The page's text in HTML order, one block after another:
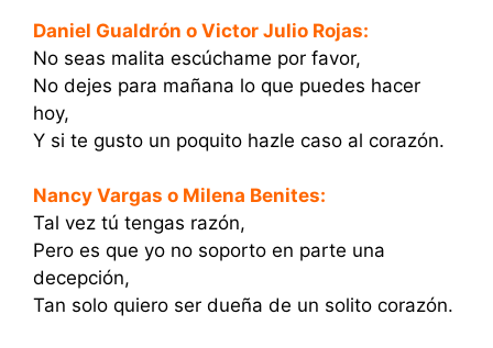
Daniel Gualdrón o Victor Julio Rojas:
No seas malita escúchame por favor,
No dejes para mañana lo que puedes hacer
hoy,
Y si te gusto un poquito hazle caso al corazón.
Nancy Vargas o Milena Benites:
Tal vez tú tengas razón,
Pero es que yo no soporto en parte una
decepción,
Tan solo quiero ser dueña de un solito corazón.